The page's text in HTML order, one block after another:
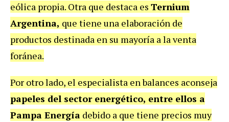
eólica propia. Otra que destaca es Ternium
Argentina, que tiene una elaboración de
productos destinada en su mayoría a la venta
foránea.
Por otro lado, el especialista en balances aconseja
papeles del sector energético, entre ellos a
Pampa Energía debido a que tiene precios muy